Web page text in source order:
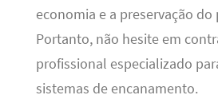
economia e a preservação
Portanto, não hesite em
profissional especializado
sistemas de encanamento.